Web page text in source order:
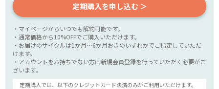
定期購入を申し込む ＞
・マイページからいつでも解約可能です。
・通常価格から10%OFFでご購入いただけます。
・お届けのサイクルは1か月～6か月おきのいずれかでご指定していただ
けます。
・アカウントをお持ちでない方は新規会員登録を行っていただく必要がご
ざいます。
定期購入では、以下のクレジットカード決済のみがご利用いただけます。